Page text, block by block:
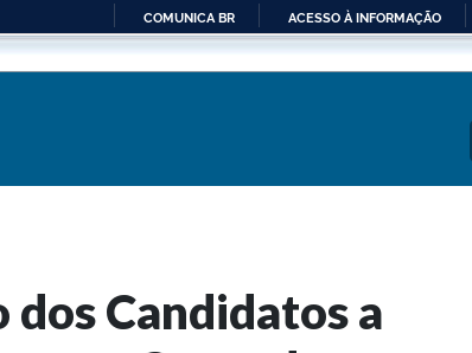
PARA
COMUNICA BR ACESSO À INFORMAÇÃO
dos Candidatos a